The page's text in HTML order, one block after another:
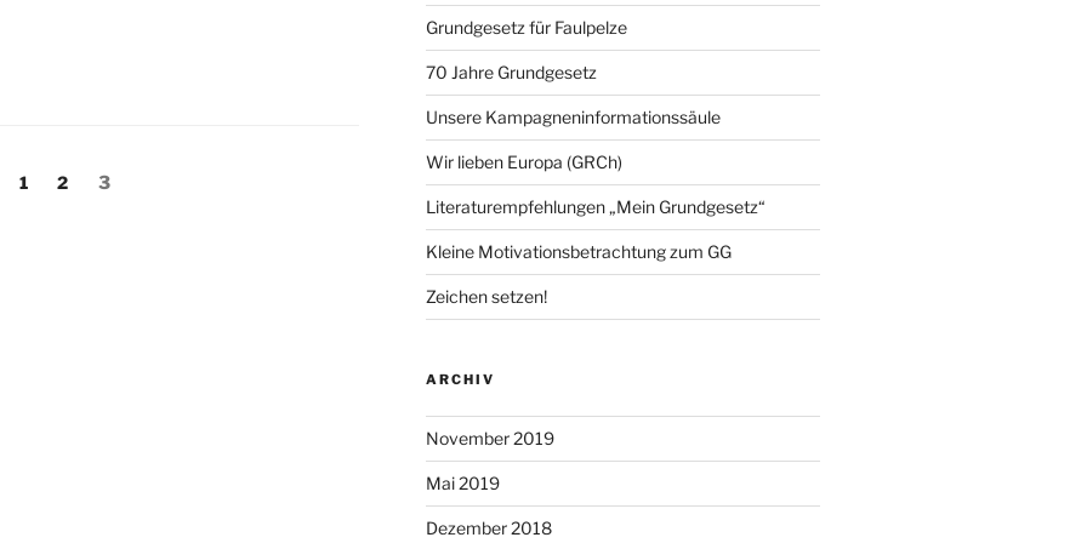
Seite
1 Seite
2 Seite
3
Grundgesetz für Faulpelze
70 Jahre Grundgesetz
Unsere Kampagneninformationssäule
Wir lieben Europa (GRCh)
Literaturempfehlungen „Mein Grundgesetz“
Kleine Motivationsbetrachtung zum GG
Zeichen setzen!
ARCHIV
November 2019
Mai 2019
Dezember 2018